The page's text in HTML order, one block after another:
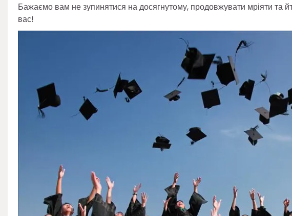
Бажаємо вам не зупинятися на досягнутому, продовжувати мріяти та
вас!